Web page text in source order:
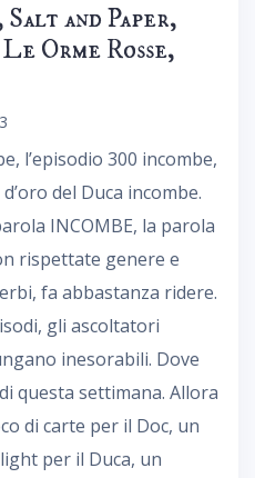
Salt and Paper,
Orme Rosse,
l’episodio 300 incombe,
del Duca incombe.
INCOMBE, la parola
rispettate genere e
fa abbastanza ridere.
gli ascoltatori
inesorabili. Dove
questa settimana. Allora
di carte per il Doc, un
per il Duca, un